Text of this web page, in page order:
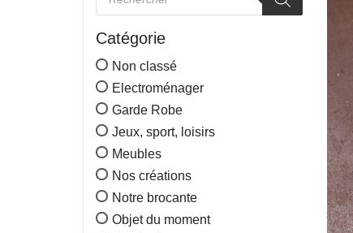
Catégorie
Non classé
Electroménager
Garde Robe
Jeux, sport, loisirs
Meubles
Nos créations
Notre brocante
Objet du moment